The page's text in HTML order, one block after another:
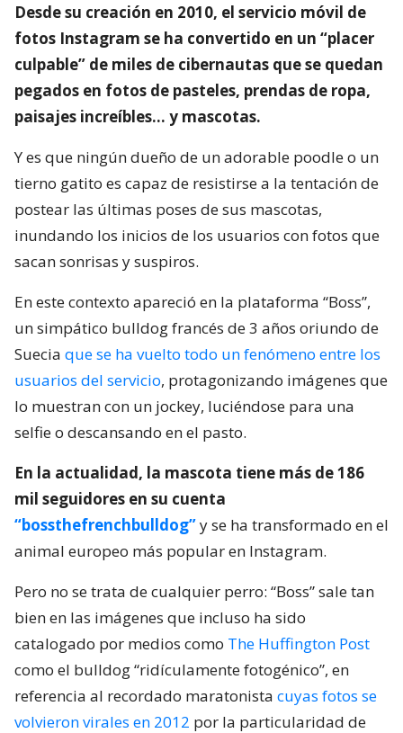
Desde su creación en 2010, el servicio móvil de
fotos Instagram se ha convertido en un “placer
culpable” de miles de cibernautas que se quedan
pegados en fotos de pasteles, prendas de ropa,
paisajes increíbles… y mascotas.
Y es que ningún dueño de un adorable poodle o un
tierno gatito es capaz de resistirse a la tentación de
postear las últimas poses de sus mascotas,
inundando los inicios de los usuarios con fotos que
sacan sonrisas y suspiros.
En este contexto apareció en la plataforma “Boss”,
un simpático bulldog francés de 3 años oriundo de
Suecia que se ha vuelto todo un fenómeno entre los
usuarios del servicio, protagonizando imágenes que
lo muestran con un jockey, luciéndose para una
selfie o descansando en el pasto.
En la actualidad, la mascota tiene más de 186
mil seguidores en su cuenta
“bossthefrenchbulldog”y se ha transformado en el
animal europeo más popular en Instagram.
Pero no se trata de cualquier perro: “Boss” sale tan
bien en las imágenes que incluso ha sido
catalogado por medios como The Huffington Post
como el bulldog “ridículamente fotogénico”, en
referencia al recordado maratonista cuyas fotos se
volvieron virales en 2012 por la particularidad de